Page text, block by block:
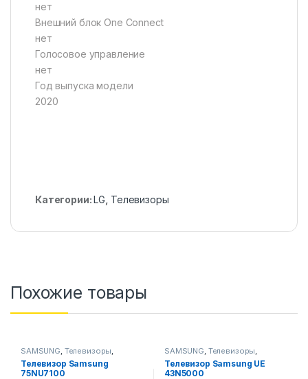
нет
Внешний блок One Connect
нет
Голосовое управление
нет
Год выпуска модели
2020
Категории:LG Телевизоры
Похожие товары
SAMSUNG, Телевизоры,
Телевизоры, фото-видео и
аудио
Телевизор Samsung
75NU7100
SAMSUNG, Телевизоры,
Телевизоры, фото-видео и
аудио
Телевизор Samsung UE
43N5000